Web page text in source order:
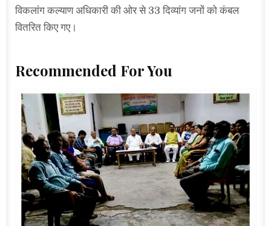
विकलांग कल्याण अधिकारी की ओर से 33 दिव्यांग जनों को कंबल
वितरित किए गए।
Recommended For You